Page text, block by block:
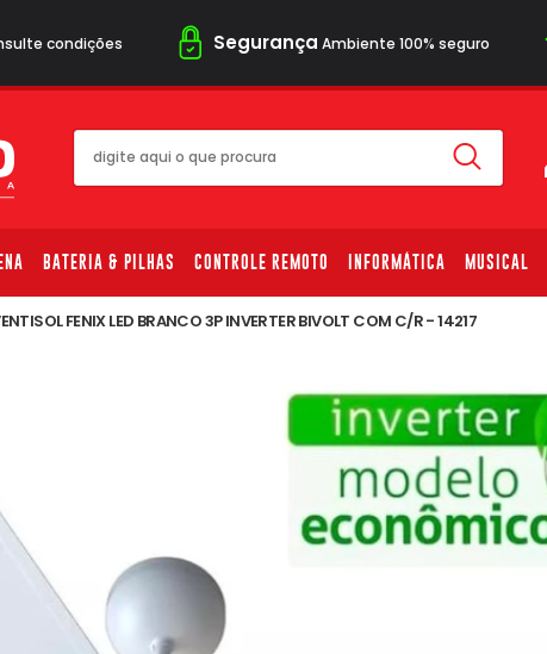
condições Segurança Ambiente 100% seguro
BATERIA & PILHAS CONTROLE REMOTO INFORMÁTICA MUSICAL
FENIX LED BRANCO 3P INVERTER BIVOLT COM C/R - 14217